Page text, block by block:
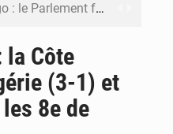
Congo : le Parlement formule 28 recommandations sur le Cadre budgétaire 2027-2029
Congo : la Grande foire agricole pour renforcer la souveraineté alimentaire
la Côte
(3-1) et
8e de